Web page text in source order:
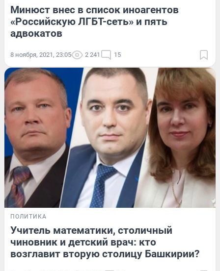
Минюст внес в список иноагентов
«Российскую ЛГБТ-сеть» и пять
адвокатов
8 ноября, 2021, 23:05 2 241 15
ПОЛИТИКА
Учитель математики, столичный
чиновник и детский врач: кто
возглавит вторую столицу Башкирии?